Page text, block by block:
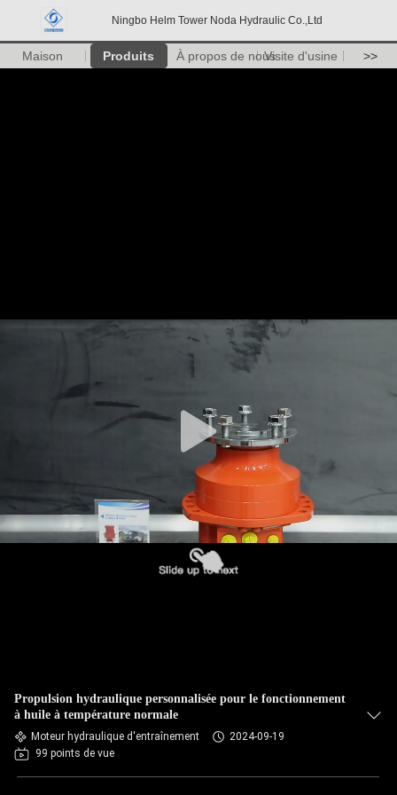
Ningbo Helm Tower Noda Hydraulic Co.,Ltd
Maison Produits À propos de nousVisite d'usine >>
Propulsion hydraulique personnalisée pour le fonctionnement
à huile à température normale
Moteur hydraulique d'entraînement
2024-09-19
99 points de vue